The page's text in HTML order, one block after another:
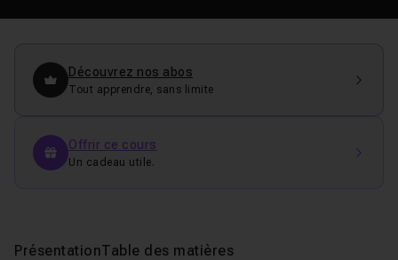
Découvrez nos abos
Tout apprendre, sans limite
Offrir ce cours
Un cadeau utile.
PrésentationTable des matières